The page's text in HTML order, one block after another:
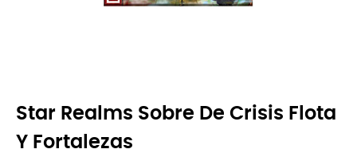
Star Realms Sobre De Crisis Flota
Y Fortalezas